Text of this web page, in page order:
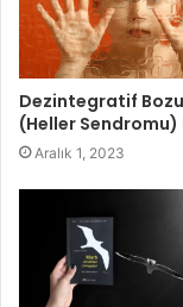
Dezintegratif
(Heller Sendromu)
Aralık 1, 2023